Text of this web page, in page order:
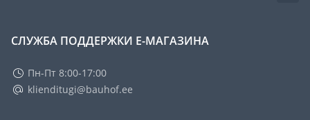
СЛУЖБА ПОДДЕРЖКИ Е-МАГАЗИНА
Пн-Пт 8:00-17:00
klienditugi@bauhof.ee